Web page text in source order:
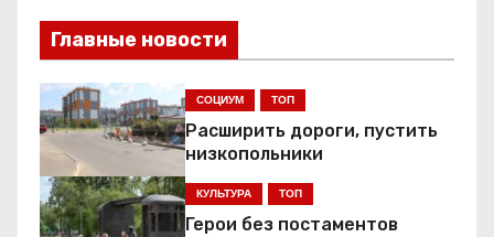
г
а
ц
и
я
Главные новости
СОЦИУМ ТОП
Расширить дороги, пустить
низкопольники
КУЛЬТУРА ТОП
Герои без постаментов